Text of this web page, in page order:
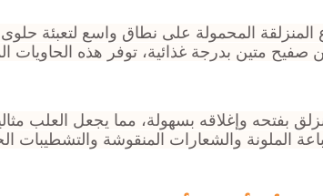
المحمولة على نطاق واسع لتعبئة حلوى
متين بدرجة غذائية، توفر هذه الحاويات
بفتحه وإغلاقه بسهولة، مما يجعل العلب
الملونة والشعارات المنقوشة والتشطيبات